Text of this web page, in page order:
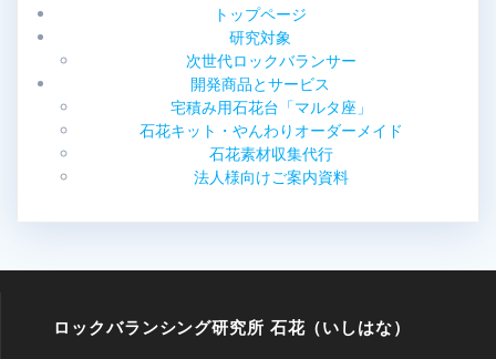
ゲ
ー
ン
トップページ
研究対象
次世代ロックバランサー
開発商品とサービス
宅積み用石花台「マルタ座」
石花キット・やんわりオーダーメイド
石花素材収集代行
法人様向けご案内資料
ロックバランシング研究所 石花（いしはな）